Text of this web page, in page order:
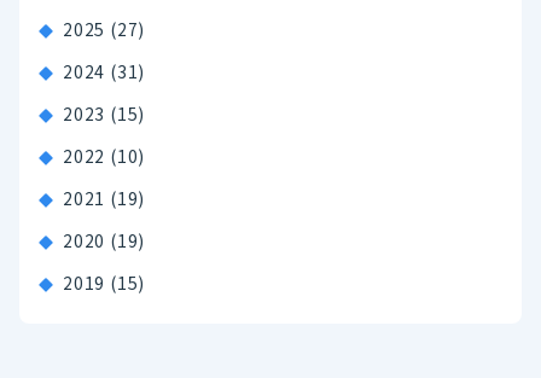
2025 (27)
2024 (31)
2023 (15)
2022 (10)
2021 (19)
2020 (19)
2019 (15)